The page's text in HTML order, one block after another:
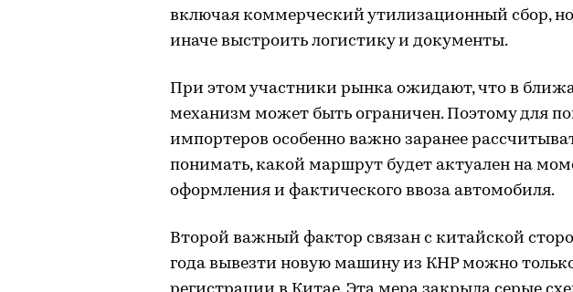
включая коммерческий утилизационный сбор,
иначе выстроить логистику и документы.
При этом участники рынка ожидают, что в
механизм может быть ограничен. Поэтому для
импортеров особенно важно заранее
понимать, какой маршрут будет актуален на
оформления и фактического ввоза автомобиля.
Второй важный фактор связан с китайской
года вывезти новую машину из КНР можно